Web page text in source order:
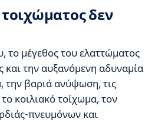
δεν
το μέγεθος του ελαττώματος
και την αυξανόμενη αδυναμία
την βαριά ανύψωση, τις
κοιλιακό τοίχωμα, τον
πνευμόνων και